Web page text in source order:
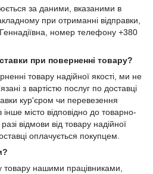
за даними, вказаними в
при отриманні відправки,
номер телефону +380
при поверненні товару?
товару надійної якості, ми не
з вартістю послуг по доставці
кур'єром чи перевезення
місто відповідно до товарно-
відмови від товару надійної
оплачується покупцем.
товару нашими працівниками,